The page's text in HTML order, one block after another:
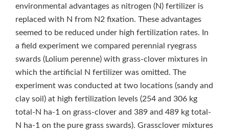
environmental advantages as nitrogen (N) fertilizer is
replaced with N from N2 fixation. These advantages
seemed to be reduced under high fertilization rates. In
a field experiment we compared perennial ryegrass
swards (Lolium perenne) with grass-clover mixtures in
which the artificial N fertilizer was omitted. The
experiment was conducted at two locations (sandy and
clay soil) at high fertilization levels (254 and 306 kg
total-N ha‑1 on grass-clover and 389 and 489 kg total-
N ha‑1 on the pure grass swards). Grassclover mixtures